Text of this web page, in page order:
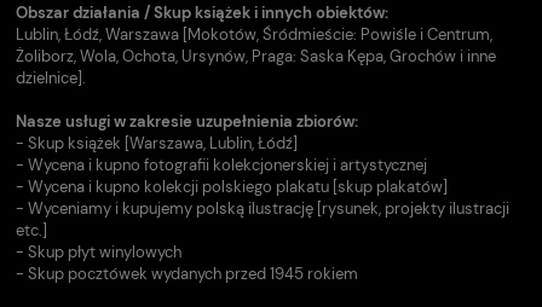
Obszar działania / Skup książek i innych obiektów:
Lublin, Łódź, Warszawa [Mokotów, Śródmieście: Powiśle i Centrum,
Żoliborz, Wola, Ochota, Ursynów, Praga: Saska Kępa, Grochów i inne
dzielnice].
Nasze usługi w zakresie uzupełnienia zbiorów:
- Skup książek [Warszawa, Lublin, Łódź]
- Wycena i kupno fotografii kolekcjonerskiej i artystycznej
- Wycena i kupno kolekcji polskiego plakatu [skup plakatów]
- Wyceniamy i kupujemy polską ilustrację [rysunek, projekty ilustracji
etc.]
- Skup płyt winylowych
- Skup pocztówek wydanych przed 1945 rokiem